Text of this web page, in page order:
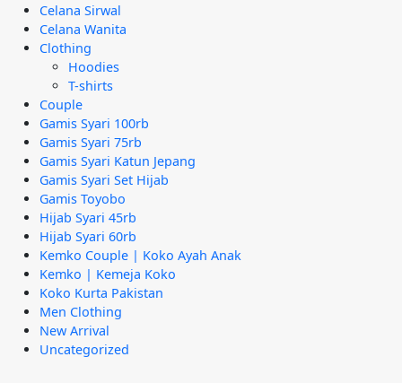
Celana Sirwal
Celana Wanita
Clothing
Hoodies
T-shirts
Couple
Gamis Syari 100rb
Gamis Syari 75rb
Gamis Syari Katun Jepang
Gamis Syari Set Hijab
Gamis Toyobo
Hijab Syari 45rb
Hijab Syari 60rb
Kemko Couple | Koko Ayah Anak
Kemko | Kemeja Koko
Koko Kurta Pakistan
Men Clothing
New Arrival
Uncategorized